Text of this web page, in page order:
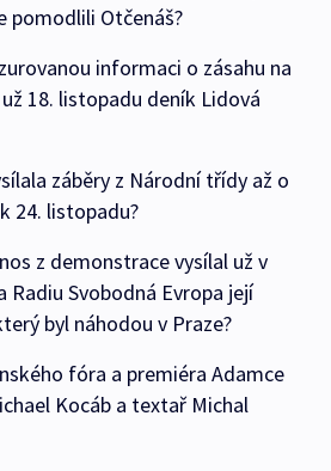
pomodlili Otčenáš?
informaci o zásahu na
18. listopadu deník Lidová
záběry z Národní třídy až o
24. listopadu?
z demonstrace vysílal už v
Radiu Svobodná Evropa její
byl náhodou v Praze?
fóra a premiéra Adamce
Kocáb a textař Michal